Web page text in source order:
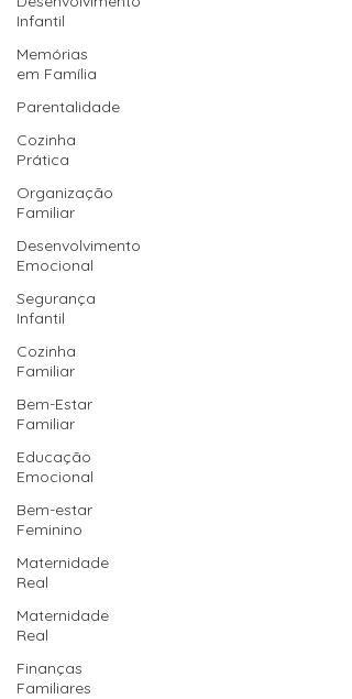
Infantil
Memórias
em Família
Parentalidade
Cozinha
Prática
Organização
Familiar
Desenvolvimento
Emocional
Segurança
Infantil
Cozinha
Familiar
Bem-Estar
Familiar
Educação
Emocional
Bem-estar
Feminino
Maternidade
Real
Maternidade
Real
Finanças
Familiares